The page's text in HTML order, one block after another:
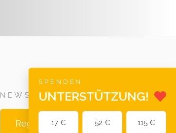
SPENDEN
UNTERSTÜTZUNG!
17 € 52 € 115 €
NEWSLETTER
Registrieren Sie sich